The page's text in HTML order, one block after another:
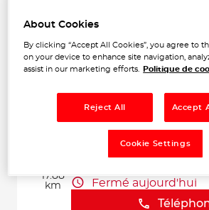
649 m11360 DURBAN
17.88
km
GARAGE CM2L
152 Rue Andre Citroen
Fermé aujourd'hui
About Cookies
By clicking “Accept All Cookies”, you agree to
on your device to enhance site navigation,
assist in our marketing efforts.
Politique de
Reject All Accept
Cookie Settings